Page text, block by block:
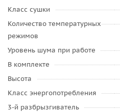
Класс сушки
Количество температурных
режимов
Уровень шума при работе
В комплекте
Высота
Класс энергопотребления
3-й разбрызгиватель